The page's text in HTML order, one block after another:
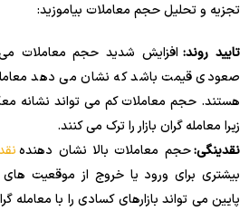
تجزیه و تحلیل حجم معاملات بیاموزید:
تایید روند:افزایش شدید حجم معاملات
صعودی قیمت باشد که نشان می دهد معامله
هستند. حجم معاملات کم می تواند نشانه
زیرا معامله گران بازار را ترک می کنند.
نقدینگی:حجم معاملات بالا نشان دهنده
بیشتری برای ورود یا خروج از موقعیت
پایین می تواند بازارهای کسادی را با معامله